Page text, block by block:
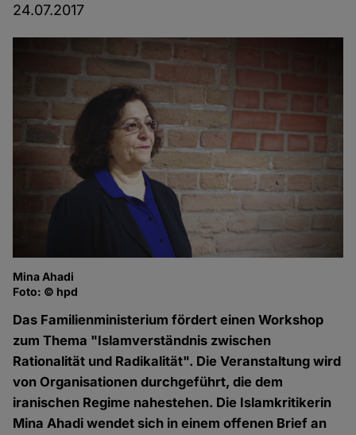
24.07.2017
Mina Ahadi
Foto: © hpd
Das Familienministerium fördert einen Workshop
zum Thema "Islamverständnis zwischen
Rationalität und Radikalität". Die Veranstaltung wird
von Organisationen durchgeführt, die dem
iranischen Regime nahestehen. Die Islamkritikerin
Mina Ahadi wendet sich in einem offenen Brief an